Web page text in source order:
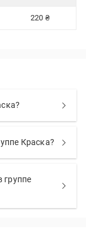
220 ₴
Краска?